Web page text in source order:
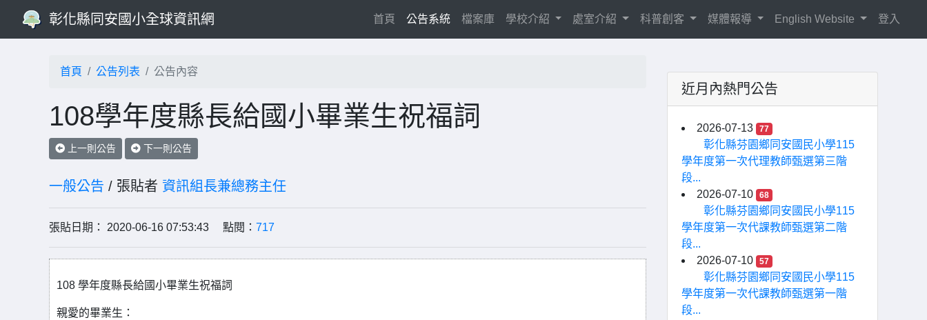
彰化縣同安國小全球資訊網 首頁(current)
公告系統 檔案庫 學校介紹 處室介紹 科普創客 媒體報導 English Website 登入
首頁 公告列表 公告內容
108學年度縣長給國小畢業生祝福詞
上一則公告 下一則公告
一般公告 / 張貼者 資訊組長兼總務主任
張貼日期： 2020-06-16 07:53:43 點閱： 717
108 學年度縣長給國小畢業生祝福詞
親愛的畢業生：
近月內熱門公告
2026-07-13 77
彰化縣芬園鄉同安國民小學115
學年度第一次代理教師甄選第三階
段...
2026-07-10
68
彰化縣芬園鄉同安國民小學115
學年度第一次代課教師甄選第二階
段...
2026-07-10
57
彰化縣芬園鄉同安國民小學115
學年度第一次代課教師甄選第一階
段...